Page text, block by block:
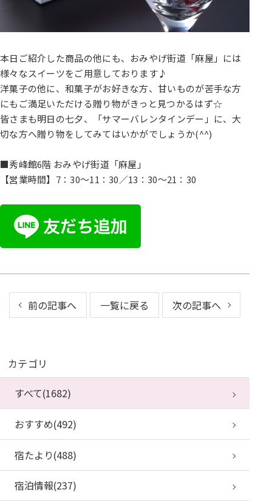
本日ご紹介した商品の他にも、おみやげ街道「麻屋」には
様々なスイーツをご用意しております♪
洋菓子の他に、和菓子がお好きな方、甘いものが苦手な方
にもご満足いただける贈り物がきっと見つかるはず☆
皆さまも明日の七夕、「サマーバレンタインデー」に、大
切な方へ贈り物をしてみてはいかがでしょうか(^^)
■秀峰館6階 おみやげ街道「麻屋」
【営業時間】7：30～11：30／13：30～21：30
前の記事へ 一覧に戻る 次の記事へ
カテゴリ
すべて(1682)
おすすめ(492)
宿たより(488)
宿泊情報(237)